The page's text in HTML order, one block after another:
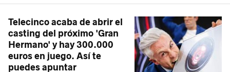
Telecinco acaba de abrir el
casting del próximo 'Gran
Hermano' y hay 300.000
euros en juego. Así te
puedes apuntar